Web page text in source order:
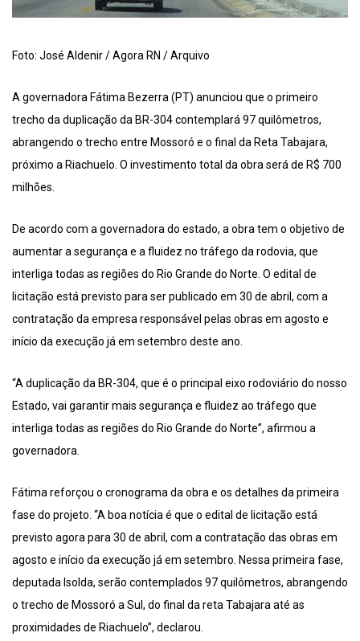
Foto: José Aldenir / Agora RN / Arquivo
A governadora Fátima Bezerra (PT) anunciou que o primeiro
trecho da duplicação da BR-304 contemplará 97 quilômetros,
abrangendo o trecho entre Mossoró e o final da Reta Tabajara,
próximo a Riachuelo. O investimento total da obra será de R$ 700
milhões.
De acordo com a governadora do estado, a obra tem o objetivo de
aumentar a segurança e a fluidez no tráfego da rodovia, que
interliga todas as regiões do Rio Grande do Norte. O edital de
licitação está previsto para ser publicado em 30 de abril, com a
contratação da empresa responsável pelas obras em agosto e
início da execução já em setembro deste ano.
“A duplicação da BR-304, que é o principal eixo rodoviário do nosso
Estado, vai garantir mais segurança e fluidez ao tráfego que
interliga todas as regiões do Rio Grande do Norte”, afirmou a
governadora.
Fátima reforçou o cronograma da obra e os detalhes da primeira
fase do projeto. “A boa notícia é que o edital de licitação está
previsto agora para 30 de abril, com a contratação das obras em
agosto e início da execução já em setembro. Nessa primeira fase,
deputada Isolda, serão contemplados 97 quilômetros, abrangendo
o trecho de Mossoró a Sul, do final da reta Tabajara até as
proximidades de Riachuelo”, declarou.